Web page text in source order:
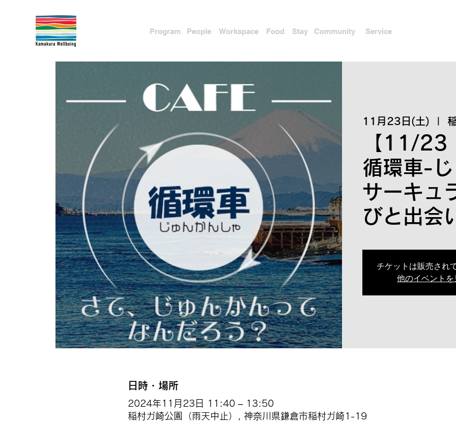
Program People Workspace Food Stay Community Service
11月23日(土)
【11/
循環車-じ
サーキュ
びと出会
チケットは販売され
他のイベントを
日時・場所
2024年11月23日 11:40 – 13:50
稲村ガ崎公園（雨天中止）, 神奈川県鎌倉市稲村ガ崎1-19